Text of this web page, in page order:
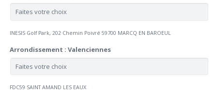
INESIS Golf Park, 202 Chemin Poivré 59700 MARCQ EN BAROEUL
Arrondissement : Valenciennes
FDC59 SAINT AMAND LES EAUX